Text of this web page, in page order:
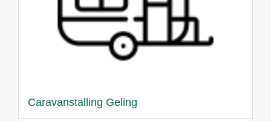
Caravanstalling Geling